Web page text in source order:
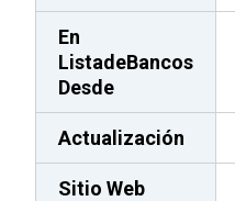
En
ListadeBancos
Desde
Actualización
Sitio Web